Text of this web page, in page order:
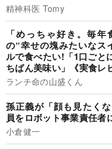
精神科医 Tomy
「めっちゃ好き。毎
の“幸せの塊みたいなス
ルで食べたい!「1口ごと
ちばん美味い」《実食レ
ランチ命の山盛くん
孫正義が「顔も見たく
員をロボット事業責任者
小倉健一